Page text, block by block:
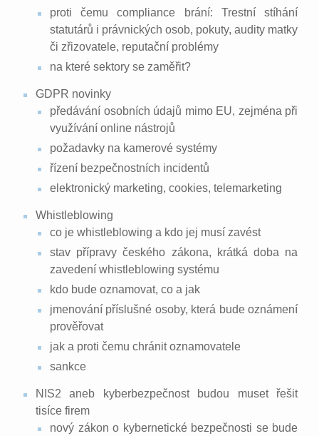
proti čemu compliance brání: Trestní stíhání
statutárů i právnických osob, pokuty, audity matky
či zřizovatele, reputační problémy
na které sektory se zaměřit?
GDPR novinky
předávání osobních údajů mimo EU, zejména při
využívání online nástrojů
požadavky na kamerové systémy
řízení bezpečnostních incidentů
elektronický marketing, cookies, telemarketing
Whistleblowing
co je whistleblowing a kdo jej musí zavést
stav přípravy českého zákona, krátká doba na
zavedení whistleblowing systému
kdo bude oznamovat, co a jak
jmenování příslušné osoby, která bude oznámení
prověřovat
jak a proti čemu chránit oznamovatele
sankce
NIS2 aneb kyberbezpečnost budou muset řešit
tisíce firem
nový zákon o kybernetické bezpečnosti se bude